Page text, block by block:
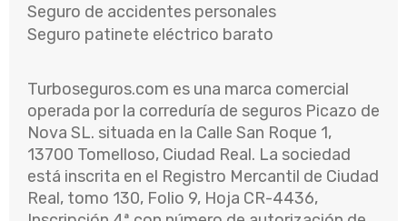
Seguro de accidentes personales
Seguro patinete eléctrico barato
Turboseguros.com es una marca comercial
operada por la correduría de seguros Picazo de
Nova SL. situada en la Calle San Roque 1,
13700 Tomelloso, Ciudad Real. La sociedad
está inscrita en el Registro Mercantil de Ciudad
Real, tomo 130, Folio 9, Hoja CR-4436,